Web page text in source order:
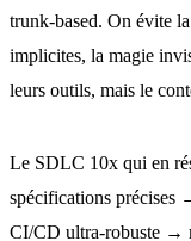
trunk-based. On évite
implicites, la magie
leurs outils, mais le
Le SDLC 10x qui en
spécifications
CI/CD ultra-robuste →